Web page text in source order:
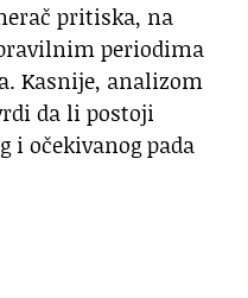
pritiska, na
periodima
Kasnije, analizom
da li postoji
i očekivanog pada